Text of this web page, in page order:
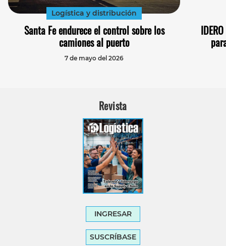
Logística y distribución
Santa Fe endurece el control sobre los
camiones al puerto
7 de mayo del 2026
Revista
INGRESAR
SUSCRÍBASE